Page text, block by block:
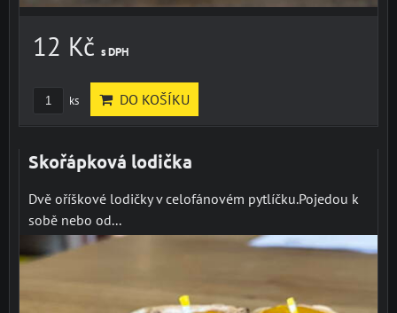
12 Kč s DPH
ks DO KOŠÍKU
Skořápková lodička
Dvě oříškové lodičky v celofánovém pytlíčku.Pojedou k
sobě nebo od...